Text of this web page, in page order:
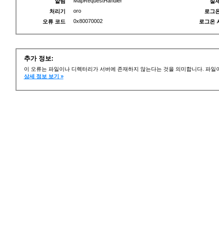
처리기
oro
오류 코드
0x80070002
로그
로그온
추가 정보:
이 오류는 파일이나 디렉터리가 서버에 존재하지 않는다는 것을 의미합니다. 파
상세 정보 보기 »